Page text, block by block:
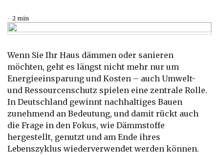
2 min
Wenn Sie Ihr Haus dämmen oder sanieren
möchten, geht es längst nicht mehr nur um
Energieeinsparung und Kosten – auch Umwelt-
und Ressourcenschutz spielen eine zentrale Rolle.
In Deutschland gewinnt nachhaltiges Bauen
zunehmend an Bedeutung, und damit rückt auch
die Frage in den Fokus, wie Dämmstoffe
hergestellt, genutzt und am Ende ihres
Lebenszyklus wiederverwendet werden können.